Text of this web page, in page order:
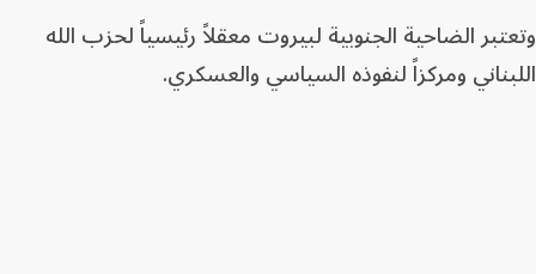
وتعتبر الضاحية الجنوبية لبيروت معقلاً رئيسياً لحزب الله
اللبناني ومركزاً لنفوذه السياسي والعسكري.